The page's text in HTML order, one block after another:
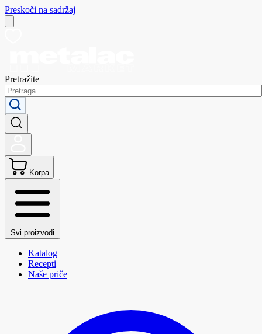
Preskoči na sadržaj
Pretražite
Korpa
Svi proizvodi
Katalog
Recepti
Naše priče